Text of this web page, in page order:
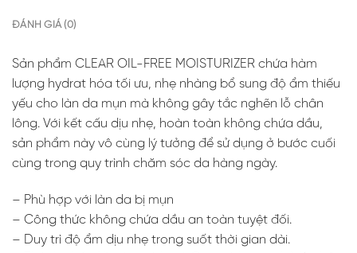
ĐÁNH GIÁ (0)
Sản phẩm CLEAR OIL-FREE MOISTURIZER chứa hàm
lượng hydrat hóa tối ưu, nhẹ nhàng bổ sung độ ẩm thiếu
yếu cho làn da mụn mà không gây tắc nghẽn lỗ chân
lông. Với kết cấu dịu nhẹ, hoàn toàn không chứa dầu,
sản phẩm này vô cùng lý tưởng để sử dụng ở bước cuối
cùng trong quy trình chăm sóc da hàng ngày.
– Phù hợp với làn da bị mụn
– Công thức không chứa dầu an toàn tuyệt đối.
– Duy trì độ ẩm dịu nhẹ trong suốt thời gian dài.